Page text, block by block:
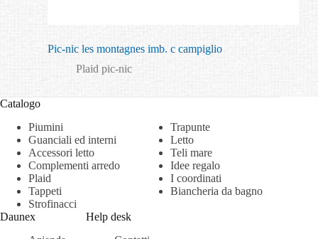
Pic-nic les montagnes imb. c campiglio
Plaid pic-nic
Catalogo
Piumini
Trapunte
Guanciali ed interni
Letto
Accessori letto
Teli mare
Complementi arredo
Idee regalo
Plaid
I coordinati
Tappeti
Biancheria da bagno
Strofinacci
Daunex
Help desk